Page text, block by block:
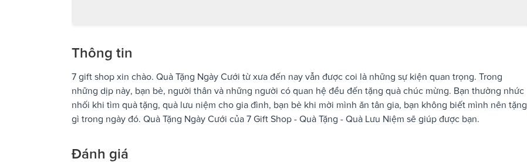
Thông tin
7 gift shop xin chào. Quà Tặng Ngày Cưới từ xưa đến nay vẫn được coi là những sự kiện quan trọng. Trong
những dịp này, bạn bè, người thân và những người có quan hệ đều đến tặng quà chúc mừng. Bạn thường nhức
nhối khi tìm quà tặng, quà lưu niệm cho gia đình, bạn bè khi mời mình ăn tân gia, bạn không biết mình nên tặng
gì trong ngày đó. Quà Tặng Ngày Cưới của 7 Gift Shop - Quà Tặng - Quà Lưu Niệm sẽ giúp được bạn.
Đánh giá